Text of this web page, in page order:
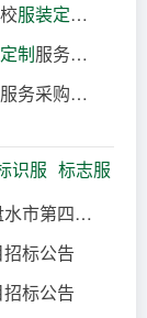
2026-08-07
服装定制
2026-08-07
制服务采购项目
2026-08-07
服务采购项目
2026-08-07
识服 标志服
2026年中国电信六盘水分公司关于六盘水市第四实验中学人脸
2026-08-07
标公告
2026-08-07
标公告